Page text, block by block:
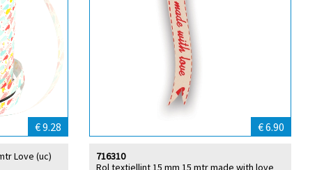
€ 9.28
Love (uc)
€ 6.90
Rol textiellint 15 mm 15 mtr made with love
716310